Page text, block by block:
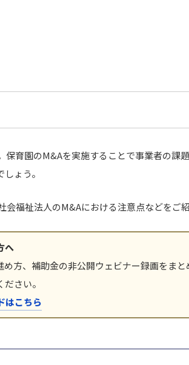
育園のM&Aを実施することで事業者の課
ょう。
福祉法人のM&Aにおける注意点などをご紹
へ
方、補助金の非公開ウェビナー録画をま
さい。
はこちら